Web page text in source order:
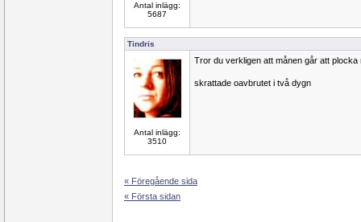
Antal inlägg:
5687
Tindris
Antal inlägg:
3510
Tror du verkligen att månen går att plocka
skrattade oavbrutet i två dygn
« Föregående sida
« Första sidan